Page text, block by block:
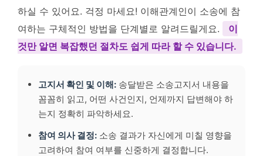
하실 수 있어요. 걱정 마세요! 이해관계인이 소송에 참
여하는 구체적인 방법을 단계별로 알려드릴게요.
이
것만 알면 복잡했던 절차도 쉽게 따라 할 수 있습니다.
고지서 확인 및 이해: 송달받은 소송고지서 내용을
꼼꼼히 읽고, 어떤 사건인지, 언제까지 답변해야 하
는지 정확히 파악하세요.
참여 의사 결정: 소송 결과가 자신에게 미칠 영향을
고려하여 참여 여부를 신중하게 결정합니다.